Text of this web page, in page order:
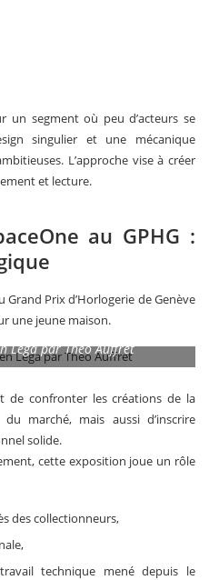
un segment où peu d’acteurs se
singulier et une mécanique
L’approche vise à créer
et lecture.
au GPHG :
Prix d’Horlogerie de Genève
une jeune maison.
Lega par Théo Auffret
de confronter les créations de la
marché, mais aussi d’inscrire
solide.
cette exposition joue un rôle
des collectionneurs,
technique mené depuis le